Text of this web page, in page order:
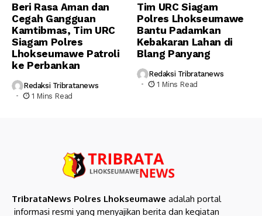
Beri Rasa Aman dan
Cegah Gangguan
Kamtibmas, Tim URC
Siagam Polres
Lhokseumawe Patroli
ke Perbankan
Redaksi Tribratanews
1 Mins Read
Tim URC Siagam
Polres Lhokseumawe
Bantu Padamkan
Kebakaran Lahan di
Blang Panyang
Redaksi Tribratanews
1 Mins Read
TribrataNews Polres Lhokseumawe adalah portal
informasi resmi yang menyajikan berita dan kegiatan